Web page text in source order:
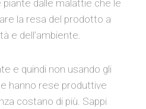
dalle malattie che le
la resa del prodotto a
e dell’ambiente.
e quindi non usando gli
hanno rese produttive
costano di più. Sappi